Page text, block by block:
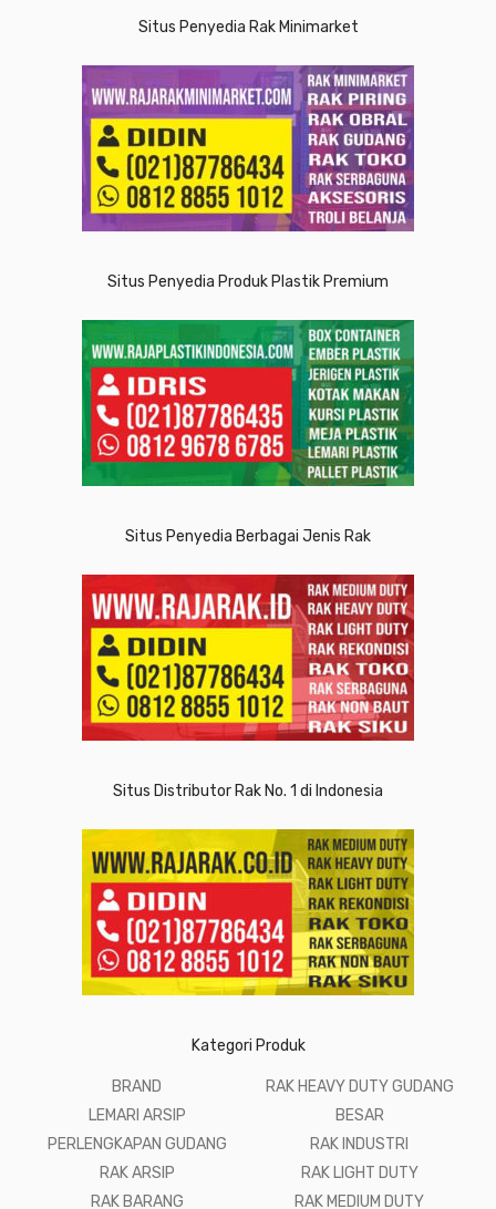
Situs Penyedia Rak Minimarket
Situs Penyedia Produk Plastik Premium
Situs Penyedia Berbagai Jenis Rak
Situs Distributor Rak No. 1 di Indonesia
Kategori Produk
BRAND
LEMARI ARSIP
PERLENGKAPAN GUDANG
RAK ARSIP
RAK BARANG
RAK HEAVY DUTY GUDANG
BESAR
RAK INDUSTRI
RAK LIGHT DUTY
RAK MEDIUM DUTY